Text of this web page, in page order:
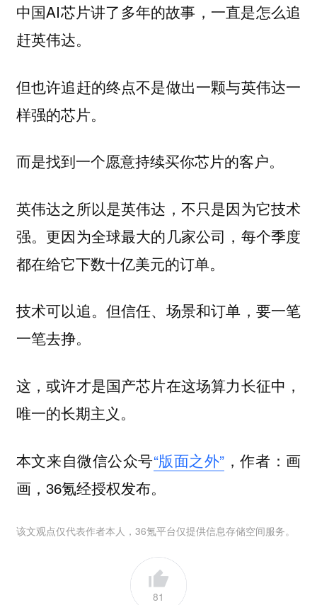
中国AI芯片讲了多年的故事，一直是怎么追
赶英伟达。
但也许追赶的终点不是做出一颗与英伟达一
样强的芯片。
而是找到一个愿意持续买你芯片的客户。
英伟达之所以是英伟达，不只是因为它技术
强。更因为全球最大的几家公司，每个季度
都在给它下数十亿美元的订单。
技术可以追。但信任、场景和订单，要一笔
一笔去挣。
这，或许才是国产芯片在这场算力长征中，
唯一的长期主义。
本文来自微信公众号“版面之外” ，作者：画
画，36氪经授权发布。
该文观点仅代表作者本人，36氪平台仅提供信息存储空间服务。
81